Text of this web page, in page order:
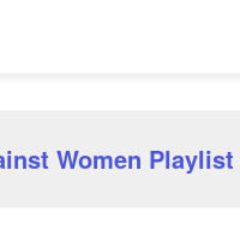
Women